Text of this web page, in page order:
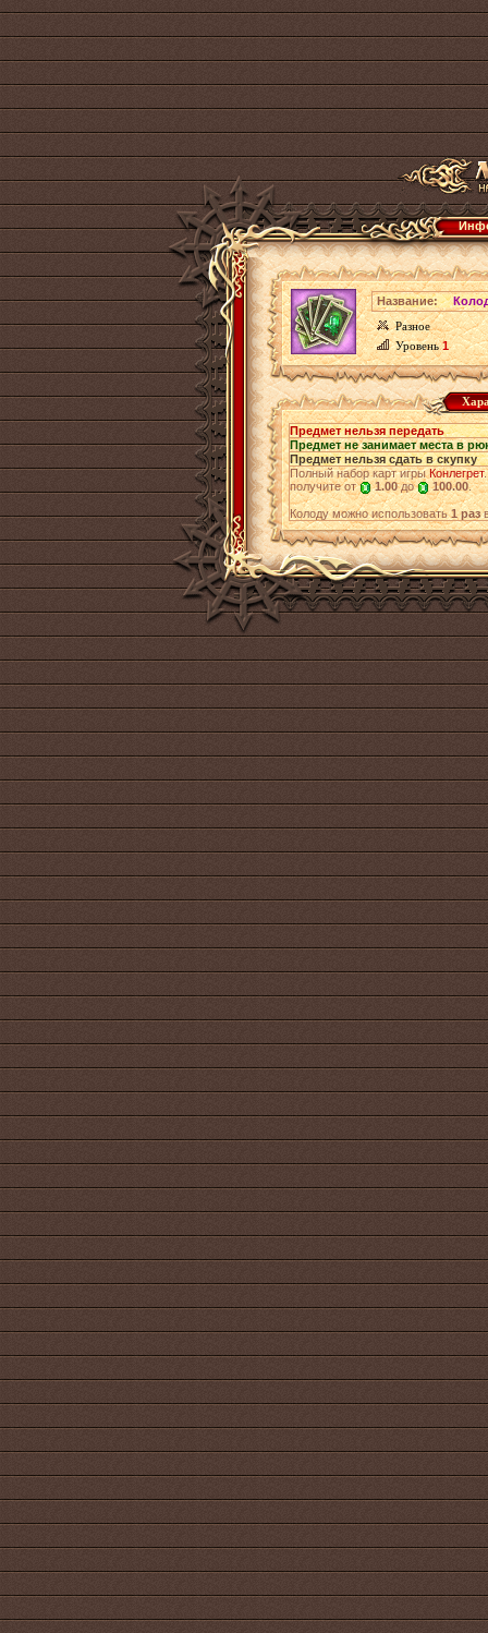
Название:
Разное
Уровень1
Предмет нельзя передать
Предмет не занимает места в
Предмет нельзя сдать в скупку
Полный набор карт игрыКонлегрет
получите от
1.00до 100.00.
Колоду можно использовать1 раз